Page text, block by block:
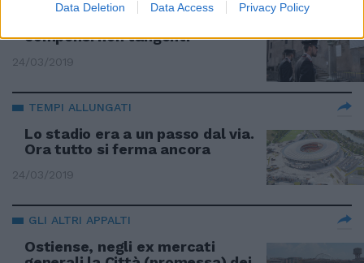
Data Deletion Data Access Privacy Policy
compensi non tangenti"
24/03/2019
TEMPI ALLUNGATI
Lo stadio era a un passo dal via.
Ora tutto si ferma ancora
24/03/2019
GLI ALTRI APPALTI
Ostiense, negli ex mercati